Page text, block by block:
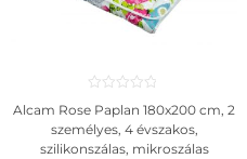
Alcam Rose Paplan 180x200 cm, 2
személyes, 4 évszakos,
szilikonszálas, mikroszálas